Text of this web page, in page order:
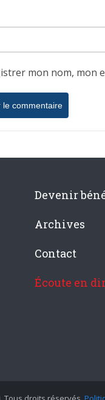
mon nom, mon
Devenir
Archives
Contact
Écoute en